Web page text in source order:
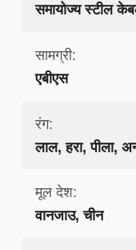
समायोज्य स्टील
सामग्री:
एबीएस
रंग:
लाल, हरा, पीला,
मूल देश:
वानजाउ, चीन